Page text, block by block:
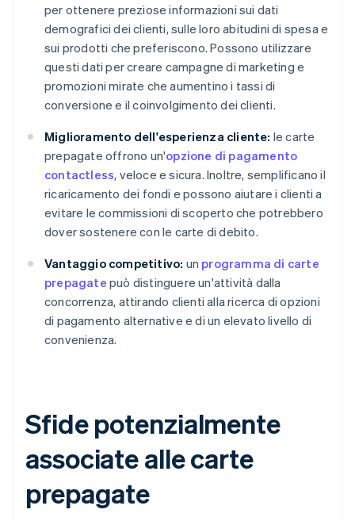
per ottenere preziose informazioni sui dati
demografici dei clienti, sulle loro abitudini di spesa e
sui prodotti che preferiscono. Possono utilizzare
questi dati per creare campagne di marketing e
promozioni mirate che aumentino i tassi di
conversione e il coinvolgimento dei clienti.
Miglioramento dell'esperienza cliente: le carte
prepagate offrono un'opzione di pagamento
contactless, veloce e sicura. Inoltre, semplificano il
ricaricamento dei fondi e possono aiutare i clienti a
evitare le commissioni di scoperto che potrebbero
dover sostenere con le carte di debito.
Vantaggio competitivo: un programma di carte
prepagate può distinguere un'attività dalla
concorrenza, attirando clienti alla ricerca di opzioni
di pagamento alternative e di un elevato livello di
convenienza.
Sfide potenzialmente
associate alle carte
prepagate